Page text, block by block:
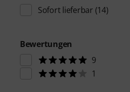
Sofort lieferbar (14)
Bewertungen
9
1